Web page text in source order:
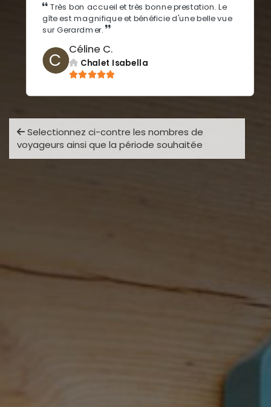
Très bon accueil et très bonne prestation. Le
gîte est magnifique et bénéficie d'une belle vue
sur Gerardmer.
C
Céline C.
Chalet Isabella
Selectionnez ci-contre les nombres de
voyageurs ainsi que la période souhaitée